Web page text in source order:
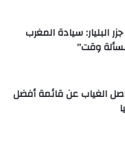
البليار: سيادة المغرب
وقت”
الغياب عن قائمة أفضل